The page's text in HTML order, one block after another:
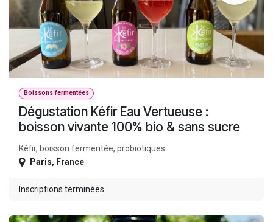
Boissons fermentées
Dégustation Kéfir Eau Vertueuse :
boisson vivante 100% bio & sans sucre
Kéfir, boisson fermentée, probiotiques
Paris, France
Inscriptions terminées